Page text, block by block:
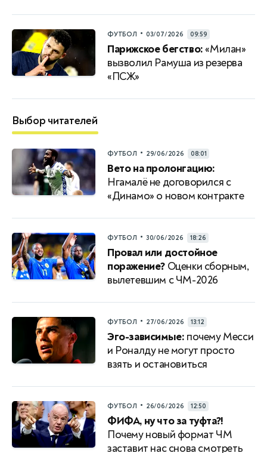
ФУТБОЛ • 03/07/2026 09:59
Парижское бегство:«Милан»
вызволил Рамуша из резерва
«ПСЖ»
Выбор читателей
ФУТБОЛ • 29/06/2026 08:01
Вето на пролонгацию:
Нгамалё не договорился с
«Динамо» о новом контракте
ФУТБОЛ • 30/06/2026 18:26
Провал или достойное
поражение? Оценки сборным,
вылетевшим с ЧМ-2026
ФУТБОЛ • 27/06/2026 13:12
Эго-зависимые: почему Месси
и Роналду не могут просто
взять и остановиться
ФУТБОЛ • 26/06/2026 12:50
ФИФА, ну что за туфта?!
Почему новый формат ЧМ
заставит нас снова смотреть